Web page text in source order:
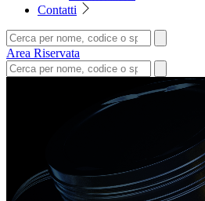
Contatti
Area Riservata